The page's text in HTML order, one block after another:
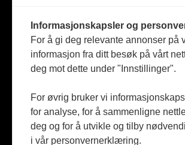
Informasjonskapsler og
For å gi deg relevante annonser på
informasjon fra ditt besøk på vårt
deg mot dette under "Innstillinger".
For øvrig bruker vi
for analyse, for å sammenligne
deg og for å utvikle og tilby
i vår personvernerklæring.